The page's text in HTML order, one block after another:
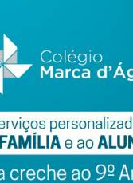
estrangeiro já entra
na Liga 3 e atrai
clubes